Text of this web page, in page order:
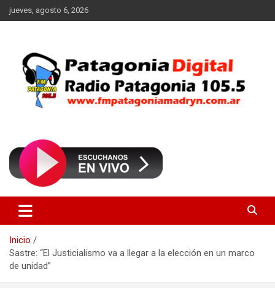
Saltar
al
jueves, agosto 6, 2026
FM Patagonia Madryn
Inicio
Sastre: “El Justicialismo va a llegar a la elección en un marco
de unidad”